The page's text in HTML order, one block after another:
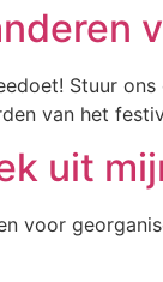
Stuur
van het
uit
voor